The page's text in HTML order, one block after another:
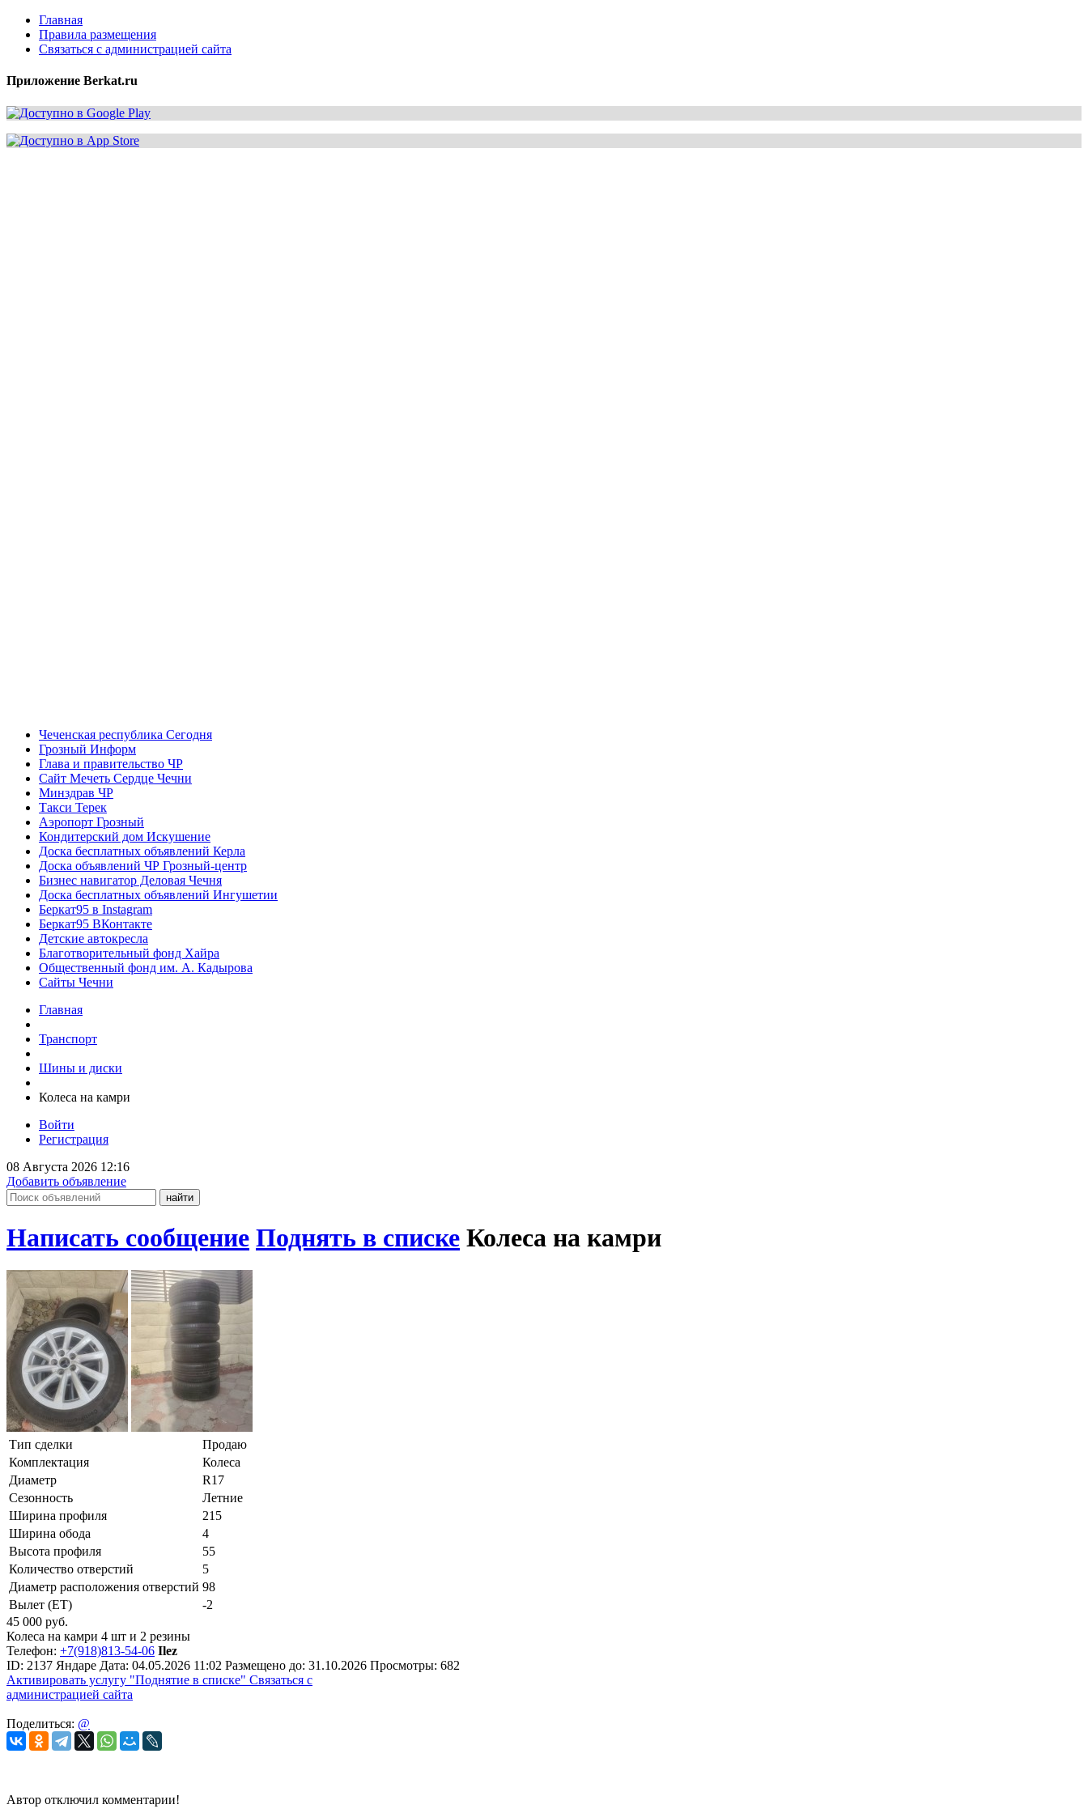
Главная
Правила размещения
Связаться с администрацией сайта
Приложение Berkat.ru
Чеченская республика Сегодня
Грозный Информ
Глава и правительство ЧР
Сайт Мечеть Сердце Чечни
Минздрав ЧР
Такси Терек
Аэропорт Грозный
Кондитерский дом Искушение
Доска бесплатных объявлений Керла
Доска объявлений ЧР Грозный-центр
Бизнес навигатор Деловая Чечня
Доска бесплатных объявлений Ингушетии
Беркат95 в Instagram
Беркат95 ВКонтакте
Детские автокресла
Благотворительный фонд Хайра
Общественный фонд им. А. Кадырова
Сайты Чечни
Главная
Транспорт
Шины и диски
Колеса на камри
Войти
Регистрация
08 Августа 2026 12:16
Добавить объявление
Написать сообщение Поднять в списке Колеса на камри
Тип сделки
Продаю
Комплектация
Колеса
Диаметр
R17
Сезонность
Летние
Ширина профиля
215
Ширина обода
4
Высота профиля
55
Количество отверстий
5
Диаметр расположения отверстий 98
Вылет (ET)
-2
45 000 руб.
Колеса на камри 4 шт и 2 резины
Телефон: +7(918)813-54-06 Ilez
ID: 2137 Яндаре Дата: 04.05.2026 11:02 Размещено до: 31.10.2026 Просмотры: 682
Активировать услугу "Поднятие в списке" Связаться с
администрацией сайта
Поделиться: @
Автор отключил комментарии!